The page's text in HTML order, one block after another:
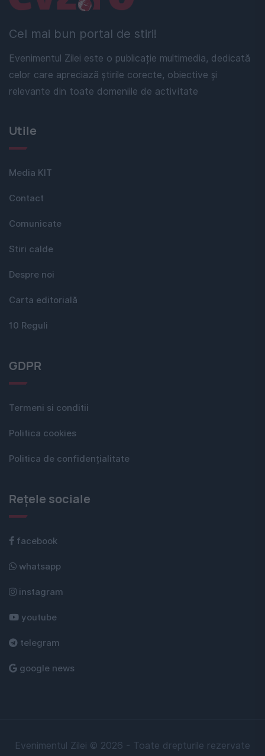
Cel mai bun portal de stiri!
Evenimentul Zilei este o publicație multimedia, dedicată
celor care apreciază știrile corecte, obiective și
relevante din toate domeniile de activitate
Utile
Media KIT
Contact
Comunicate
Stiri calde
Despre noi
Carta editorială
10 Reguli
GDPR
Termeni si conditii
Politica cookies
Politica de confidențialitate
Rețele sociale
facebook
whatsapp
instagram
youtube
telegram
google news
Evenimentul Zilei © 2026 - Toate drepturile rezervate